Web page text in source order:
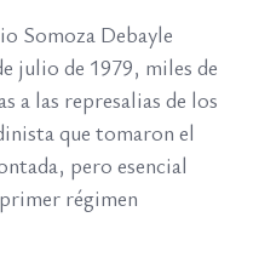
Somoza Debayle
julio de 1979, miles de
a las represalias de los
que tomaron el
pero esencial
régimen